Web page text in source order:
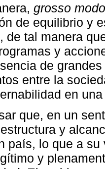
grosso modo
de equilibrio y
de tal manera
y
de
entre la
en
que, en un
y
país, lo que a
y